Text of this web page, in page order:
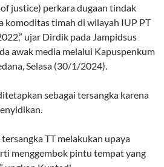
justice) perkara dugaan tindak
komoditas timah di wilayah IUP PT
ujar Dirdik pada Jampidsus
awak media melalui Kapuspenkum
Selasa (30/1/2024).
sebagai tersangka karena
TT melakukan upaya
menggembok pintu tempat yang